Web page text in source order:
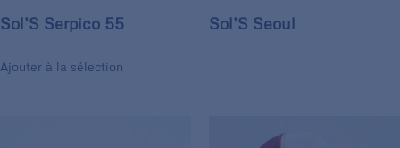
Sol’S Serpico 55
Ajouter à la sélection
Sol’S Seoul